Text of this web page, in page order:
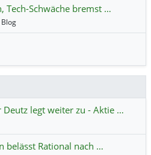
Tech-Schwäche bremst …
Deutz legt weiter zu - Aktie …
belässt Rational nach …